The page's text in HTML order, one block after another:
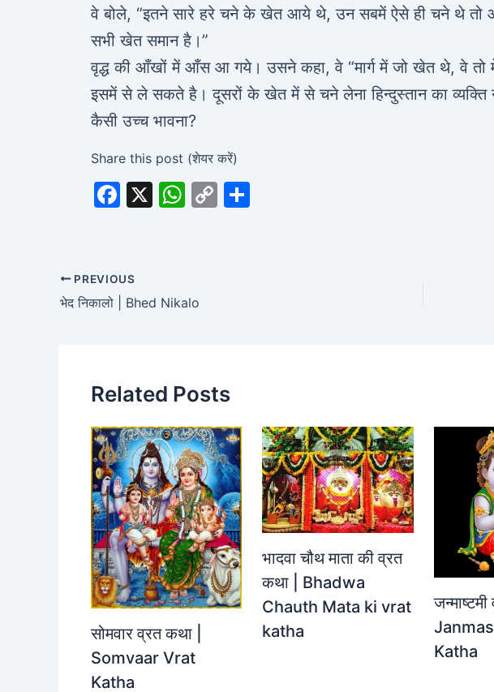
वे बोले, “इतने सारे हरे चने के खेत आये थे, उन सबमें ऐसे ही चने थे तो
सभी खेत समान है।”
वृद्ध की आँखों में आँस आ गये। उसने कहा, वे “मार्ग में जो खेत थे, वे
इसमें से ले सकते है। दूसरों के खेत में से चने लेना हिन्दुस्तान का व्यक्ति
कैसी उच्च भावना?
Share this post (शेयर करें)
F
e
b
X
W
A
C
PREVIOUS
भेद निकालो | Bhed Nikalo
Related Posts
सोमवार व्रत कथा |
Somvaar Vrat
Katha
भादवा चौथ माता की व्रत
कथा | Bhadwa
Chauth Mata ki vrat
katha
Katha